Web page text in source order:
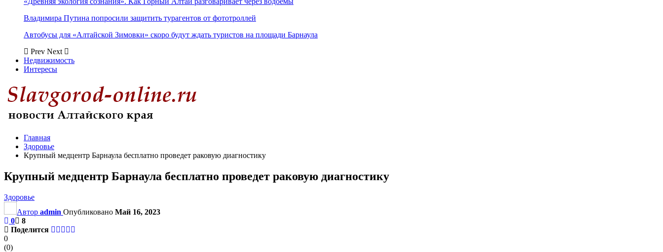
Владимира Путина попросили защитить турагентов от фототроллей
Автобусы для «Алтайской Зимовки» скоро будут ждать туристов на площади Барнаула
Prev Next
Недвижимость
Интересы
Главная
Здоровье
Крупный медцентр Барнаула бесплатно проведет раковую диагностику
Крупный медцентр Барнаула бесплатно проведет раковую диагностику
Здоровье
Автор admin Опубликовано Май 16, 2023
0
8
Поделится
0
(0)